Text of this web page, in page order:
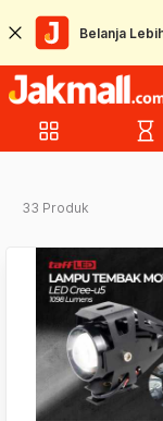
Belanja
grid_view hourglass_empty
33 Produk